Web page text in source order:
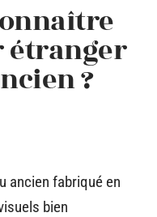
étranger
?
ancien fabriqué en
bien